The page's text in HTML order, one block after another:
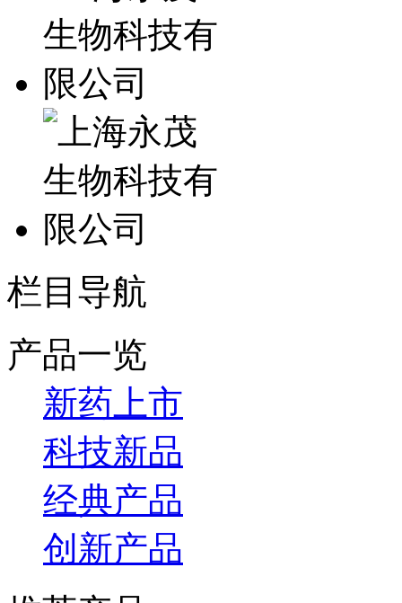
栏目导航
产品一览
新药上市
科技新品
经典产品
创新产品